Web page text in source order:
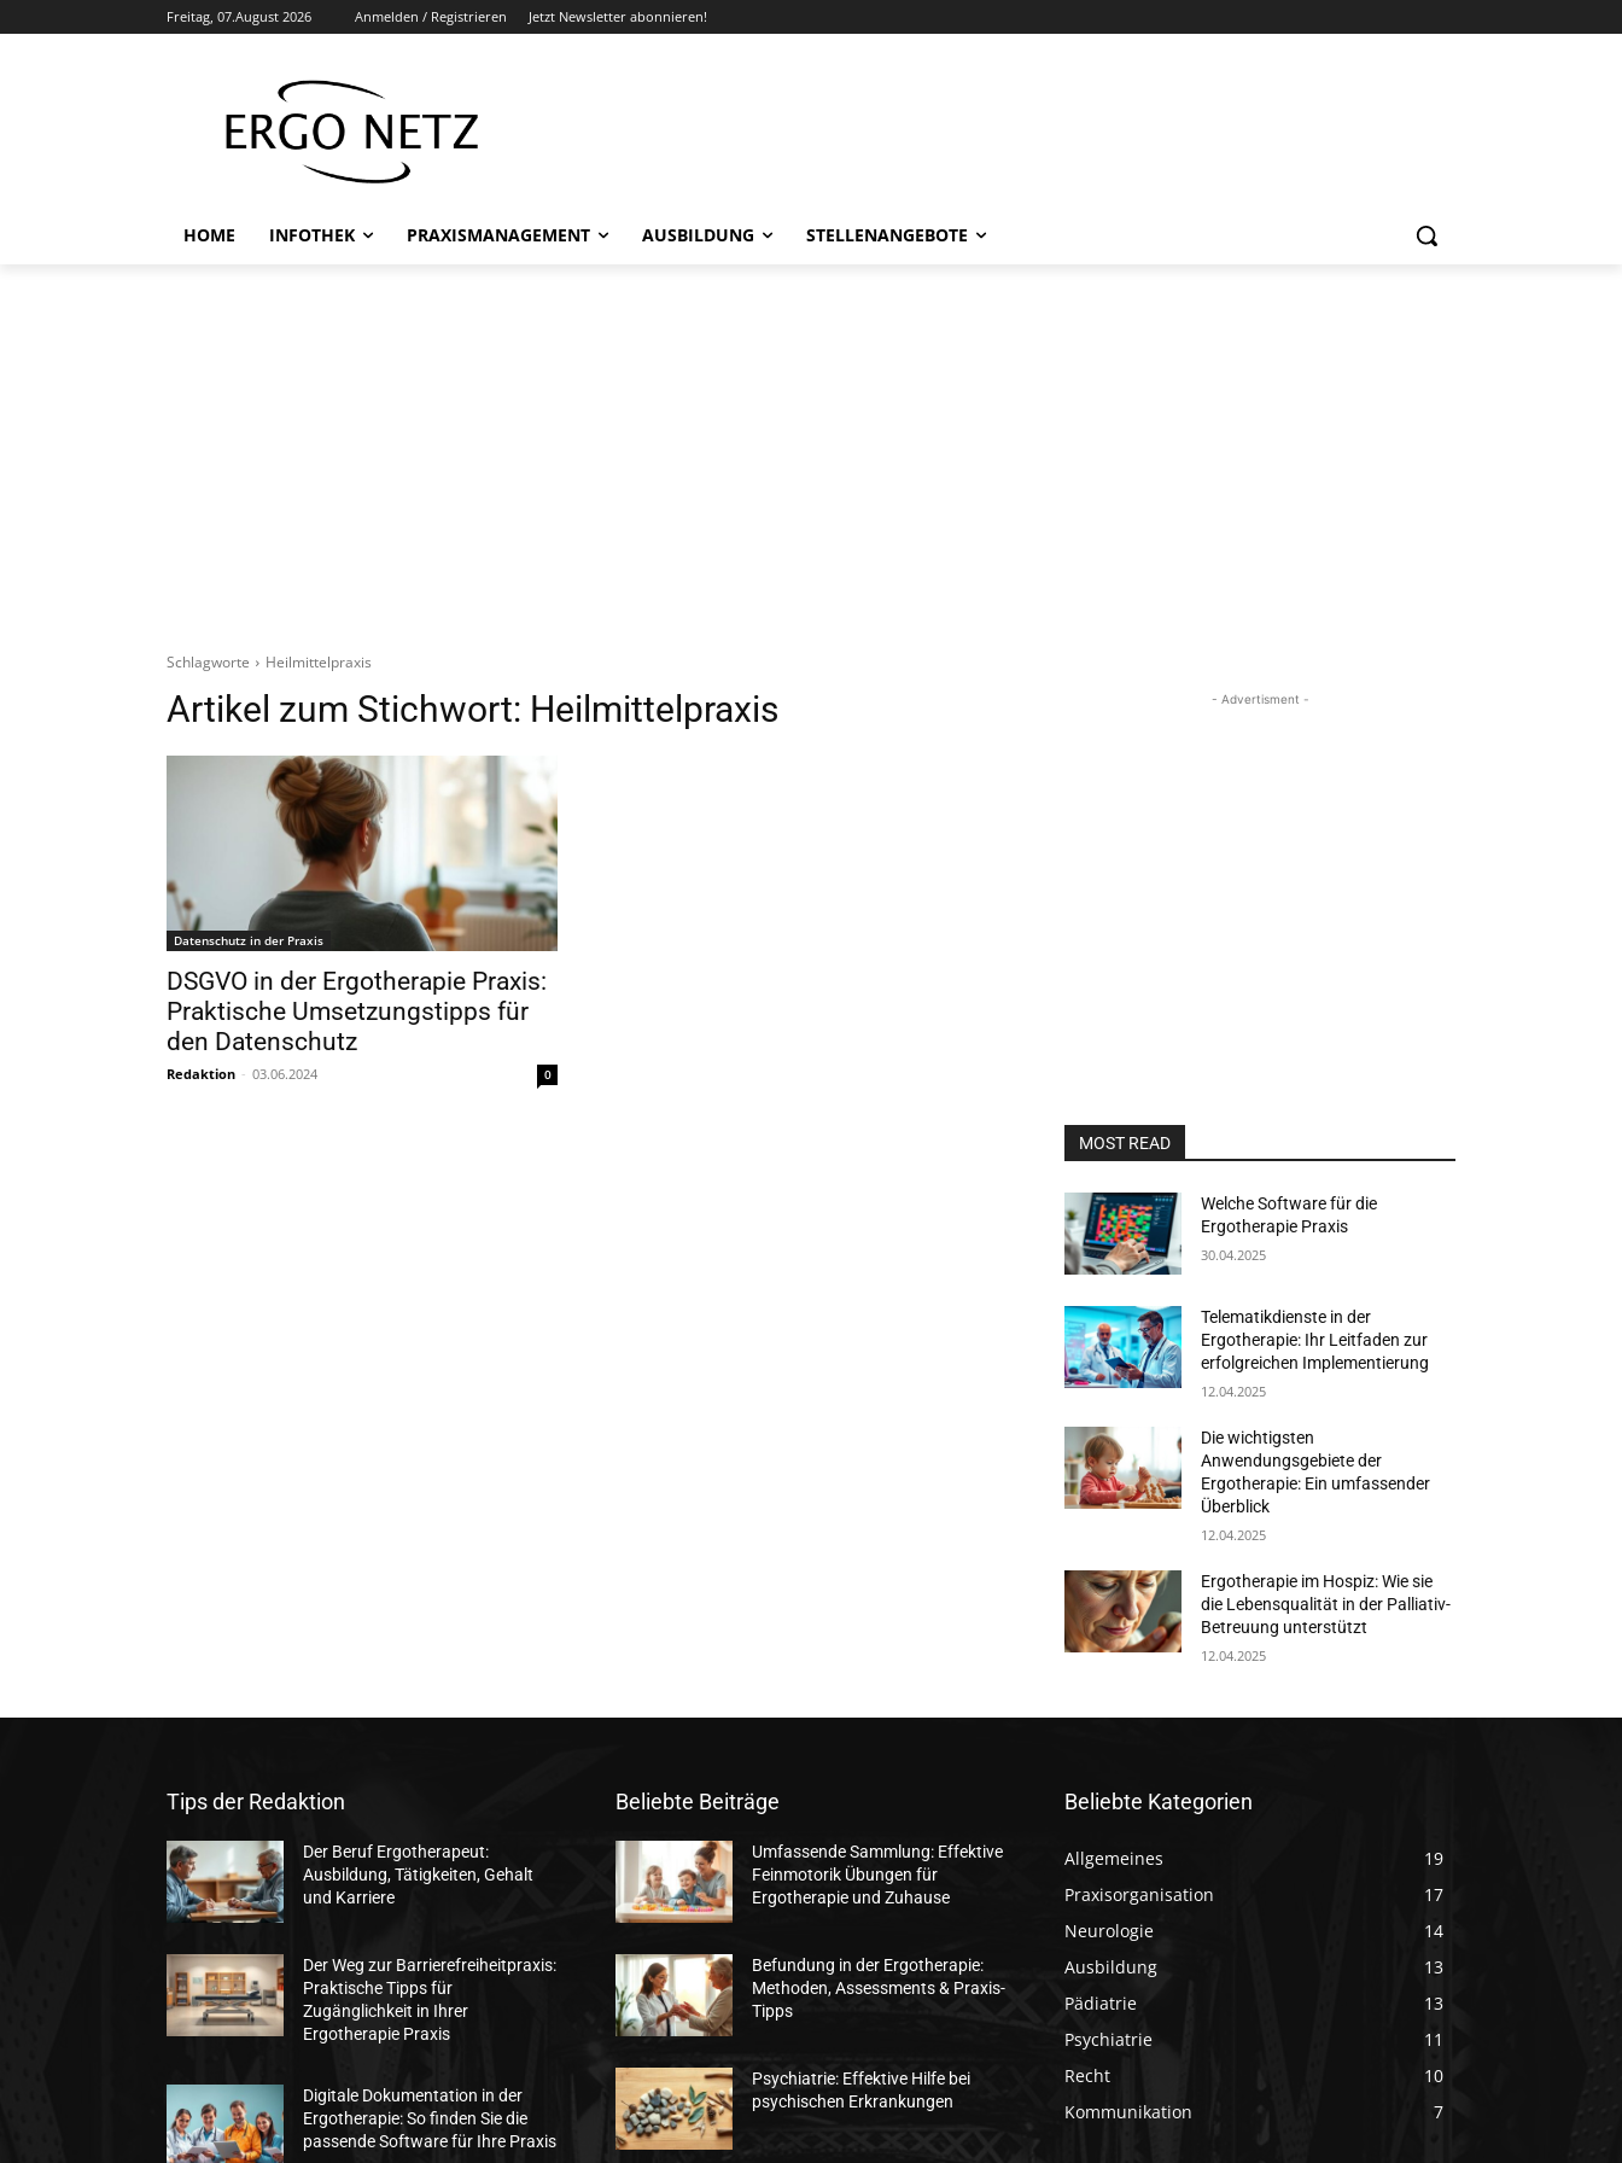
Freitag, 07.August 2026 Anmelden / Registrieren Jetzt Newsletter abonnieren!
HOME INFOTHEK PRAXISMANAGEMENT AUSBILDUNG STELLENANGEBOTE
Schlagworte Heilmittelpraxis
Artikel zum Stichwort: Heilmittelpraxis
Datenschutz in der Praxis
DSGVO in der Ergotherapie Praxis:
Praktische Umsetzungstipps für
den Datenschutz
Redaktion - 03.06.2024 0
- Advertisment -
MOST READ
Welche Software für die
Ergotherapie Praxis
30.04.2025
Telematikdienste in der
Ergotherapie: Ihr Leitfaden zur
erfolgreichen Implementierung
12.04.2025
Die wichtigsten
Anwendungsgebiete der
Ergotherapie: Ein umfassender
Überblick
12.04.2025
Ergotherapie im Hospiz: Wie sie
die Lebensqualität in der Palliativ-
Betreuung unterstützt
12.04.2025
Tips der Redaktion
Der Beruf Ergotherapeut:
Ausbildung, Tätigkeiten, Gehalt
und Karriere
Der Weg zur Barrierefreiheitpraxis:
Praktische Tipps für
Zugänglichkeit in Ihrer
Ergotherapie Praxis
Digitale Dokumentation in der
Ergotherapie: So finden Sie die
passende Software für Ihre Praxis
Beliebte Beiträge
Umfassende Sammlung: Effektive
Feinmotorik Übungen für
Ergotherapie und Zuhause
Befundung in der Ergotherapie:
Methoden, Assessments & Praxis-
Tipps
Psychiatrie: Effektive Hilfe bei
psychischen Erkrankungen
Beliebte Kategorien
Allgemeines
19
Praxisorganisation
17
Neurologie
14
Ausbildung
13
Pädiatrie
13
Psychiatrie
11
Recht
10
Kommunikation
7